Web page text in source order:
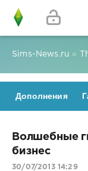
Sims-News.ru »
Дополнения
Волшебные
бизнес
30/07/2013 14:29